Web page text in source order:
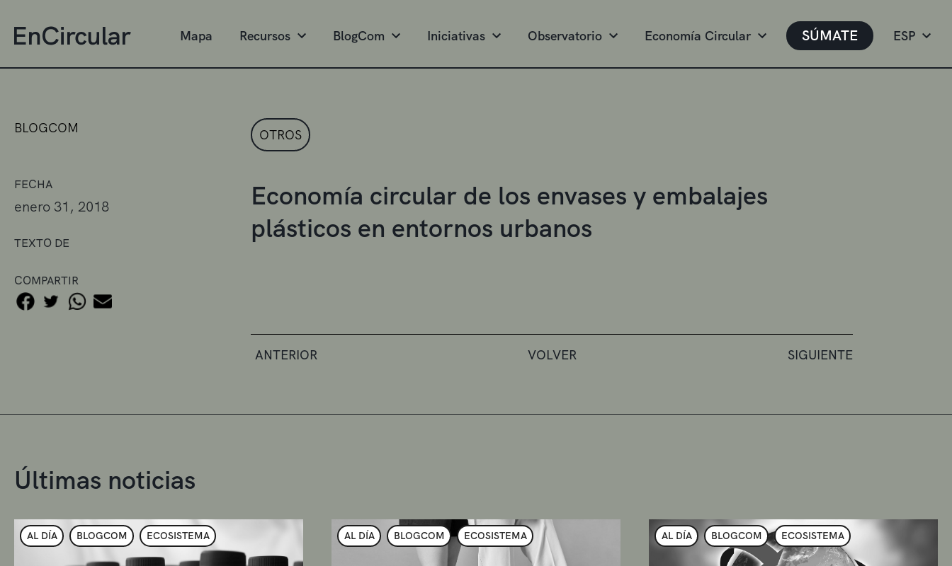
Mapa Recursos BlogCom Iniciativas Observatorio Economía Circular SÚMATE ESP
BLOGCOM
FECHA
enero 31, 2018
TEXTO DE
COMPARTIR
OTROS
Economía circular de los envases y embalajes
plásticos en entornos urbanos
ANTERIOR VOLVER SIGUIENTE
Últimas noticias
AL DÍA BLOGCOM ECOSISTEMA AL DÍA BLOGCOM ECOSISTEMA AL DÍA BLOGCOM ECOSISTEMA